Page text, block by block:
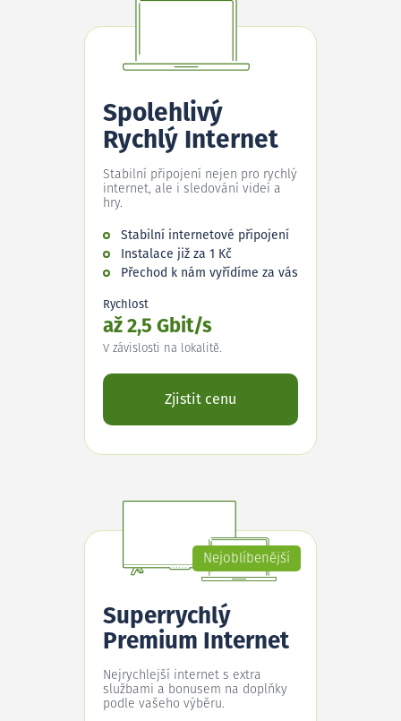
Spolehlivý
Rychlý Internet
Stabilní připojení nejen pro rychlý
internet, ale i sledování videí a
hry.
Stabilní internetové připojení
Instalace již za 1 Kč
Přechod k nám vyřídíme za vás
Rychlost
až 2,5 Gbit/s
V závislosti na lokalitě.
Zjistit cenu
Nejoblíbenější
Superrychlý
Premium Internet
Nejrychlejší internet s extra
službami a bonusem na doplňky
podle vašeho výběru.